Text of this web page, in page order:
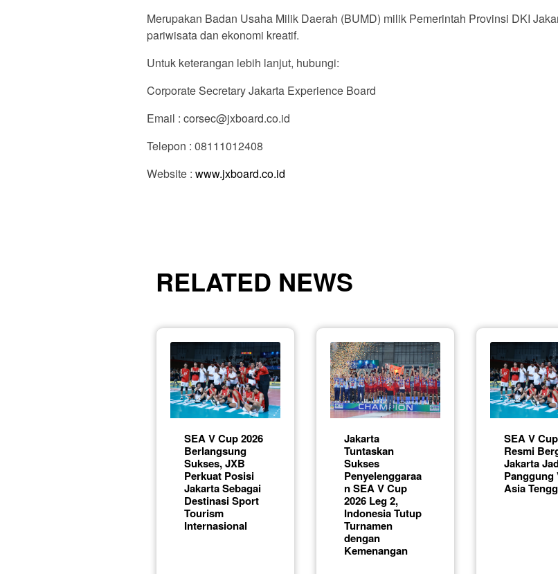
Merupakan Badan Usaha Milik Daerah (BUMD) milik Pemerintah Provinsi DKI
pariwisata dan ekonomi kreatif.
Untuk keterangan lebih lanjut, hubungi:
Corporate Secretary Jakarta Experience Board
Email : corsec@jxboard.co.id
Telepon : 08111012408
Website : www.jxboard.co.id
RELATED NEWS
SEA V Cup 2026
Berlangsung
Sukses, JXB
Perkuat Posisi
Jakarta Sebagai
Destinasi Sport
Tourism
Internasional
Jakarta
Tuntaskan
Sukses
Penyelenggaraa
n SEA V Cup
2026 Leg 2,
Indonesia Tutup
Turnamen
dengan
Kemenangan
SEA V
Resmi
Jakarta
Panggung
Asia